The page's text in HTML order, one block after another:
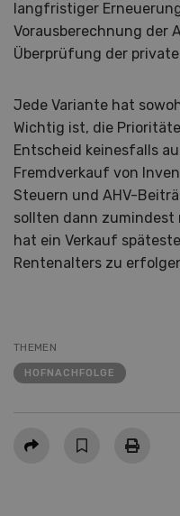
langfristiger
Vorausberechnung der
Überprüfung der
Jede Variante hat
Wichtig ist, die
Entscheid keinesfalls
Fremdverkauf von
Steuern und AHV-
sollten dann zumindest
hat ein Verkauf
Rentenalters zu
THEMEN
HOFNACHFOLGE
Teilen